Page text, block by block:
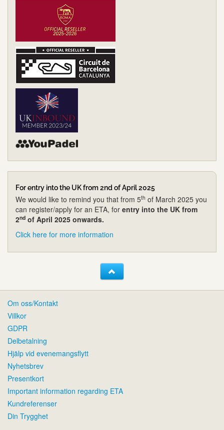
For entry into the UK from 2nd of April 2025
We would like to remind you that from 5th of March 2025 you
can register/apply for an ETA, for entry into the UK from
2nd of April 2025 onwards.
Click here for more information
Om oss/Kontakt
Villkor
GDPR
Delbetalning
Hjälp vid evenemangsflytt
Nyhetsbrev
Presentkort
Important information regarding ETA
Kundreferenser
Din Trygghet